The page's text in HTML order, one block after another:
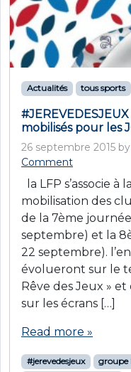
Actualités tous sports
mobilisés pour les
26 septembre 2015 by
Comment
la LFP s’associe
mobilisation des
de la 7ème
septembre) et la
22 septembre).
évolueront sur le
Rêve des Jeux »
sur les écrans […]
Read more »
#jerevedesjeux groupe